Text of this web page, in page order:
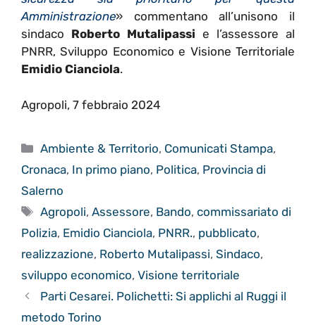
Amministrazione» commentano all’unisono il
sindaco Roberto Mutalipassi e l’assessore al
PNRR, Sviluppo Economico e Visione Territoriale
Emidio Cianciola.
Agropoli, 7 febbraio 2024
Categorie
Ambiente & Territorio, Comunicati Stampa,
Cronaca, In primo piano, Politica, Provincia di
Salerno
Tag
Agropoli,Assessore, Bando,commissariato di
Polizia, Emidio Cianciola, PNRR., pubblicato,
realizzazione, Roberto Mutalipassi, Sindaco,
sviluppo economico, Visione territoriale
Parti Cesarei. Polichetti: Si applichi al Ruggi il
metodo Torino